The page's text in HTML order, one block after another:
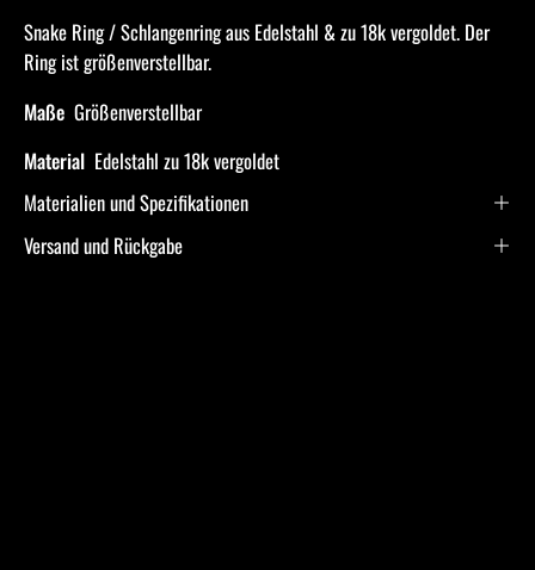
Snake Ring / Schlangenring aus Edelstahl & zu 18k vergoldet. Der
Ring ist größenverstellbar.
Maße Größenverstellbar
Material Edelstahl zu 18k vergoldet
Materialien und Spezifikationen
Versand und Rückgabe